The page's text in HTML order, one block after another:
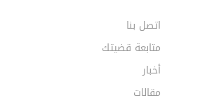
اتصل بنا
متابعة قضيتك
أخبار
مقالات